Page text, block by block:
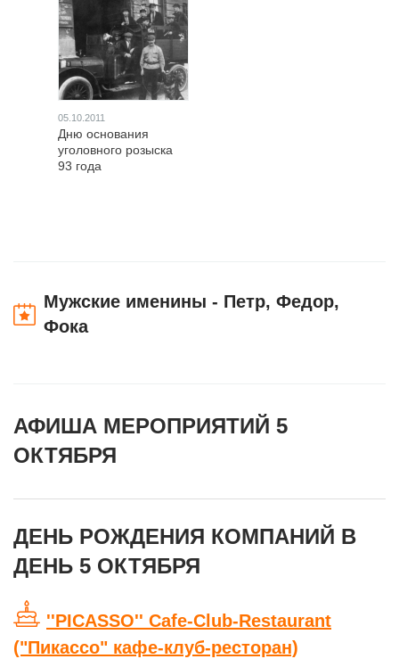
05.10.2011
Дню основания
уголовного розыска
93 года
Мужские именины - Петр, Федор,
Фока
АФИША МЕРОПРИЯТИЙ 5
ОКТЯБРЯ
ДЕНЬ РОЖДЕНИЯ КОМПАНИЙ В
ДЕНЬ 5 ОКТЯБРЯ
''PICASSO'' Cafe-Club-Restaurant
("Пикассо" кафе-клуб-ресторан)